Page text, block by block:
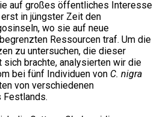
auf großes öffentliches Interesse
in jüngster Zeit den
wo sie auf neue
Ressourcen traf. Um die
zu untersuchen, die dieser
brachte, analysierten wir die
bei fünf Individuen von C. nigra
von verschiedenen